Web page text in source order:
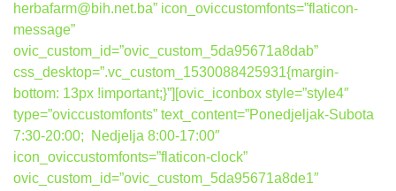
herbafarm@bih.net.ba” icon_oviccustomfonts=”flaticon-
message”
ovic_custom_id=”ovic_custom_5da95671a8dab”
css_desktop=”.vc_custom_1530088425931{margin-
bottom: 13px !important;}”][ovic_iconbox style=”style4″
type=”oviccustomfonts” text_content=”Ponedjeljak-Subota
7:30-20:00; Nedjelja 8:00-17:00″
icon_oviccustomfonts=”flaticon-clock”
ovic_custom_id=”ovic_custom_5da95671a8de1″